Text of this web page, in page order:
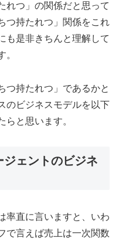
れつ」の関係だと思って
つ持たれつ」関係をこれ
も是非きちんと理解して
。
つ持たれつ」であるかと
のビジネスモデルを以下
らと思います。
ェントのビジネ
率直に言いますと、いわ
で言えば売上は一次関数